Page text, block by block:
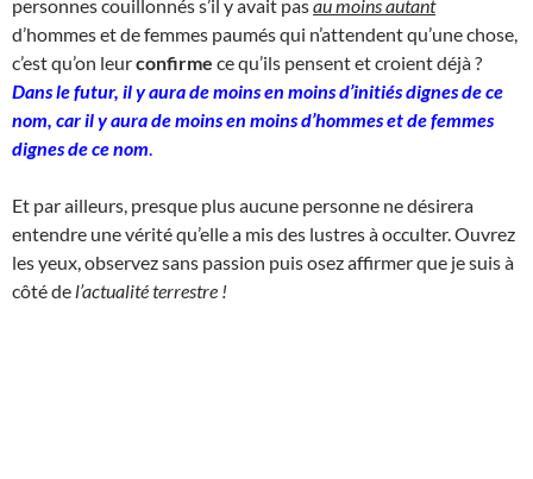
personnes couillonnés s’il y avait pasau moins autant
d’hommes et de femmes paumés qui n’attendent qu’une chose,
c’est qu’on leurconfirme ce qu’ils pensent et croient déjà ?
Dans le futur, il y aura de moins en moins d’initiés dignes de ce
nom, car il y aura de moins en moins d’hommes et de femmes
dignes de ce nom
Et par ailleurs, presque plus aucune personne ne désirera
entendre une vérité qu’elle a mis des lustres à occulter. Ouvrez
les yeux, observez sans passion puis osez affirmer que je suis à
côté de l’actualité terrestre !